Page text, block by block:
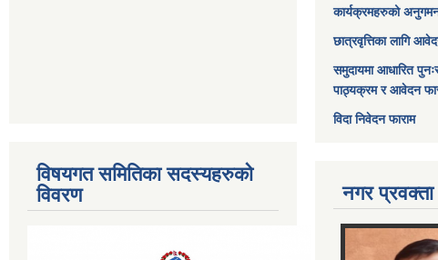
विषयगत समितिका सदस्यहरुको
विवरण
कार्यक्रमहरुको
छात्रवृत्तिका लागि
समुदायमा आधारित
पाठ्यक्रम र आवेदन
विदा निवेदन फाराम
नगर प्रवक्ता